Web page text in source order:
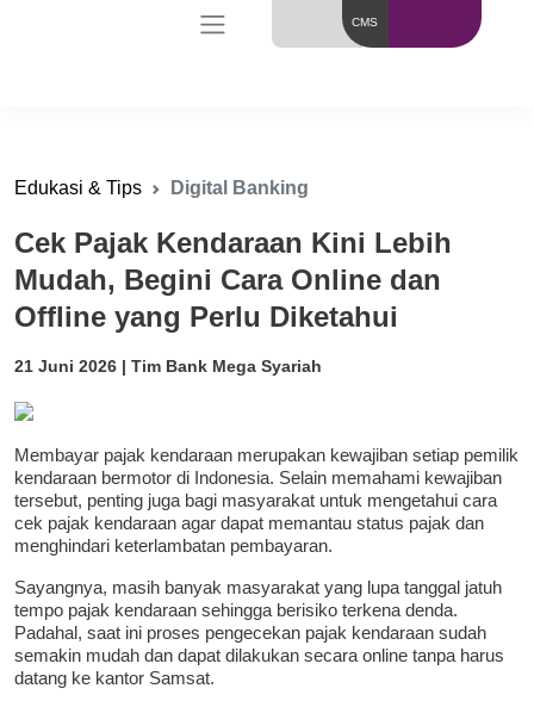
CMS
Edukasi & Tips Digital Banking
Cek Pajak Kendaraan Kini Lebih
Mudah, Begini Cara Online dan
Offline yang Perlu Diketahui
21 Juni 2026 | Tim Bank Mega Syariah
Membayar pajak kendaraan merupakan kewajiban setiap pemilik
kendaraan bermotor di Indonesia. Selain memahami kewajiban
tersebut, penting juga bagi masyarakat untuk mengetahui cara
cek pajak kendaraan agar dapat memantau status pajak dan
menghindari keterlambatan pembayaran.
Sayangnya, masih banyak masyarakat yang lupa tanggal jatuh
tempo pajak kendaraan sehingga berisiko terkena denda.
Padahal, saat ini proses pengecekan pajak kendaraan sudah
semakin mudah dan dapat dilakukan secara online tanpa harus
datang ke kantor Samsat.